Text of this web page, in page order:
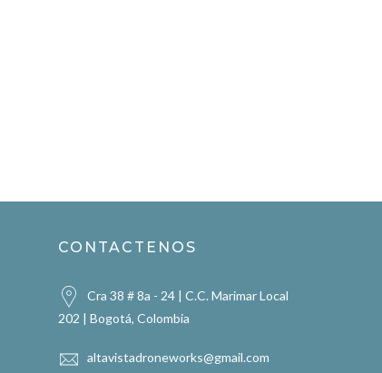
CONTACTENOS
Cra 38 # 8a - 24 | C.C. Marimar Local
202 | Bogotá, Colombia
altavistadroneworks@gmail.com